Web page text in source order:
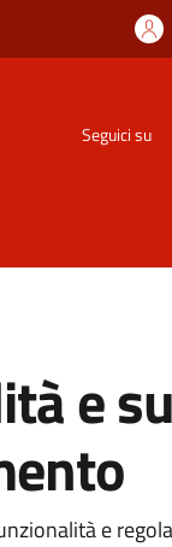
Seguici su
e
e